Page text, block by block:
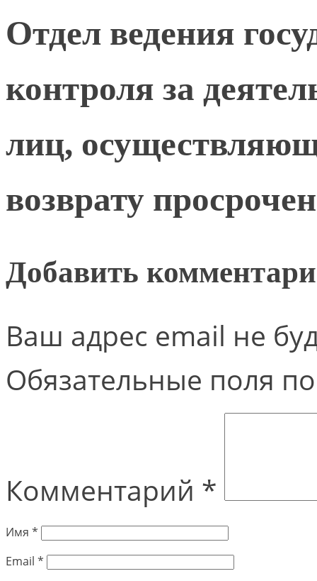
Отдел ведения
контроля за
лиц,
возврату
Добавить
Ваш адрес email не
Обязательные поля
Комментарий *
Имя *
Email *